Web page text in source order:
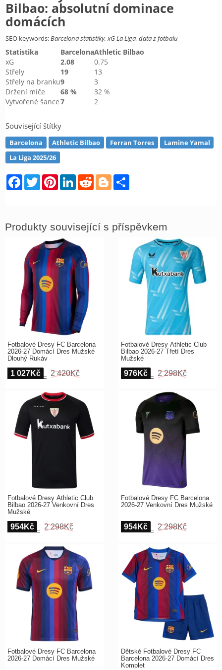
Bilbao: absolutní dominace
domácích
SEO keywords:Barcelona statistiky, xG La Liga, data z fotbalu
Statistika BarcelonaAthletic Bilbao
xG
2.08
0.75
Střely
19
13
Střely na branku9
3
Držení míče
68 %
32 %
Vytvořené šance7 2
Související štítky
Barcelona Athletic Bilbao Ferran Torres
Lamine Yamal
La Liga 2025/26
FacebookTwitterPinterestLinkedInRedditBlogger
Produkty související s příspěvkem
Fotbalové Dresy FC Barcelona
2026-27 Domácí Dres Mužské
Dlouhý Rukáv
1 027Kč 2 420Kč
Fotbalové Dresy Athletic Club
Bilbao 2026-27 Třetí Dres
Mužské
976Kč 2 298Kč
Fotbalové Dresy Athletic Club
Bilbao 2026-27 Venkovní Dres
Mužské
954Kč 2 298Kč
Fotbalové Dresy FC Barcelona
2026-27 Venkovní Dres Mužské
954Kč 2 298Kč
Fotbalové Dresy FC Barcelona
2026-27 Domácí Dres Mužské
Dětské Fotbalové Dresy FC
Barcelona 2026-27 Domácí Dres
Komplet